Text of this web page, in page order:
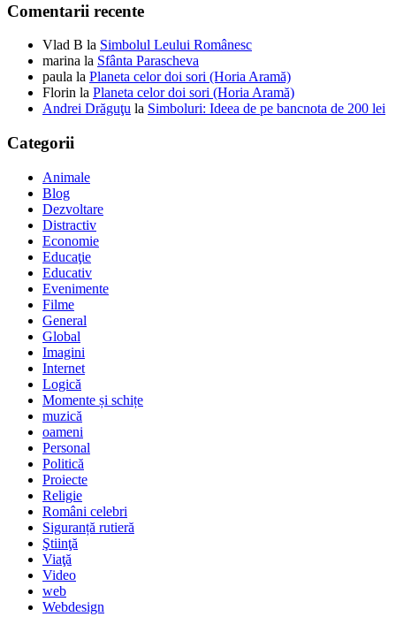
Comentarii recente
Vlad B la Simbolul Leului Românesc
marina la Sfânta Parascheva
paula la Planeta celor doi sori (Horia Aramă)
Florin la Planeta celor doi sori (Horia Aramă)
Andrei Drăguţu la Simboluri: Ideea de pe bancnota de 200 lei
Categorii
Animale
Blog
Dezvoltare
Distractiv
Economie
Educaţie
Educativ
Evenimente
Filme
General
Global
Imagini
Internet
Logică
Momente și schițe
muzică
oameni
Personal
Politică
Proiecte
Religie
Români celebri
Siguranță rutieră
Ştiinţă
Viaţă
Video
web
Webdesign